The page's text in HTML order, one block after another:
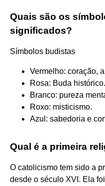
Quais são os
significados?
Símbolos budistas
Vermelho: coração,
Rosa: Buda histórico.
Branco: pureza
Roxo: misticismo.
Azul: sabedoria e
Qual é a primeira
O catolicismo tem sido a
desde o século XVI. Ela